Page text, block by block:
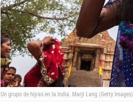
Un grupo de hijras en la India. Marji Lang (Getty Images)